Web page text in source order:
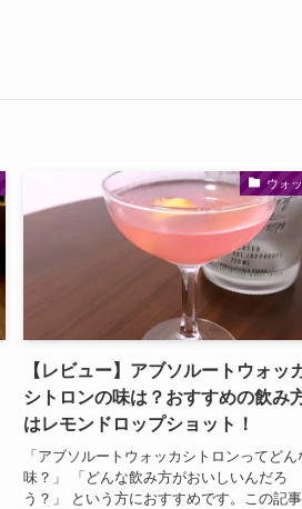
ウォ
【レビュー】アブソルートウォッ
シトロンの味は？おすすめの飲み
はレモンドロップショット！
「アブソルートウォッカシトロンってどん
味？」 「どんな飲み方がおいしいんだろ
う？」 という方におすすめです。この記